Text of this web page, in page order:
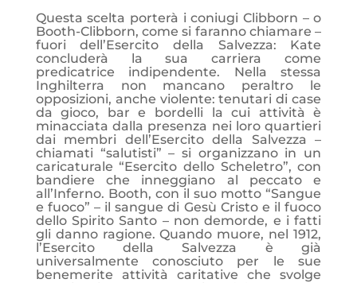
Questa scelta porterà i coniugi Clibborn – o
Booth-Clibborn, come si faranno chiamare –
fuori dell’Esercito della Salvezza: Kate
concluderà la sua carriera come
predicatrice indipendente. Nella stessa
Inghilterra non mancano peraltro le
opposizioni, anche violente: tenutari di case
da gioco, bar e bordelli la cui attività è
minacciata dalla presenza nei loro quartieri
dai membri dell’Esercito della Salvezza –
chiamati “salutisti” – si organizzano in un
caricaturale “Esercito dello Scheletro”, con
bandiere che inneggiano al peccato e
all’Inferno. Booth, con il suo motto “Sangue
e fuoco” – il sangue di Gesù Cristo e il fuoco
dello Spirito Santo – non demorde, e i fatti
gli danno ragione. Quando muore, nel 1912,
l’Esercito della Salvezza è già
universalmente conosciuto per le sue
benemerite attività caritative che svolge